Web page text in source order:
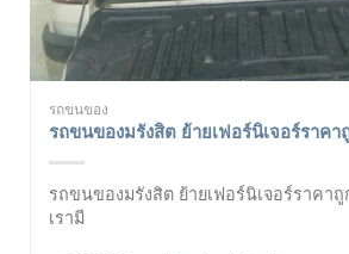
รถขนของ
รถขนของมรังสิต ย้ายเฟอร์นิเจอร์ราคา
รถขนของมรังสิต ย้ายเฟอร์นิเจอร์ราคาถู
เรามี